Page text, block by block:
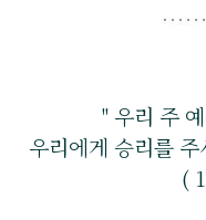
" 우리 주
우리에게 승리를
(